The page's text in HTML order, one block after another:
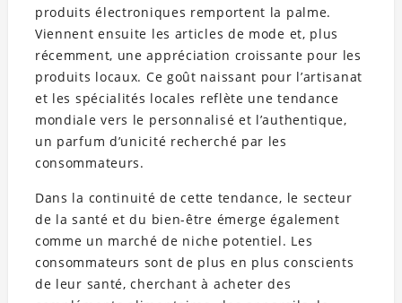
produits électroniques remportent la palme.
Viennent ensuite les articles de mode et, plus
récemment, une appréciation croissante pour les
produits locaux. Ce goût naissant pour l’artisanat
et les spécialités locales reflète une tendance
mondiale vers le personnalisé et l’authentique,
un parfum d’unicité recherché par les
consommateurs.
Dans la continuité de cette tendance, le secteur
de la santé et du bien-être émerge également
comme un marché de niche potentiel. Les
consommateurs sont de plus en plus conscients
de leur santé, cherchant à acheter des